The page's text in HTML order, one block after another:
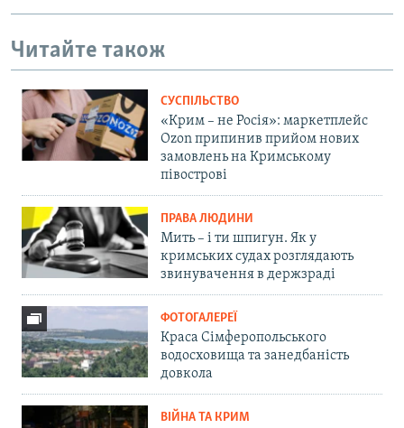
Читайте також
СУСПІЛЬСТВО
«Крим – не Росія»: маркетплейс
Ozon припинив прийом нових
замовлень на Кримському
півострові
ПРАВА ЛЮДИНИ
Мить – і ти шпигун. Як у
кримських судах розглядають
звинувачення в держзраді
ФОТОГАЛЕРЕЇ
Краса Сімферопольського
водосховища та занедбаність
довкола
ВІЙНА ТА КРИМ